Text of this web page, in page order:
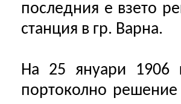
последния е взето
станция в гр. Варна.
На 25 януари 1906
портоколно